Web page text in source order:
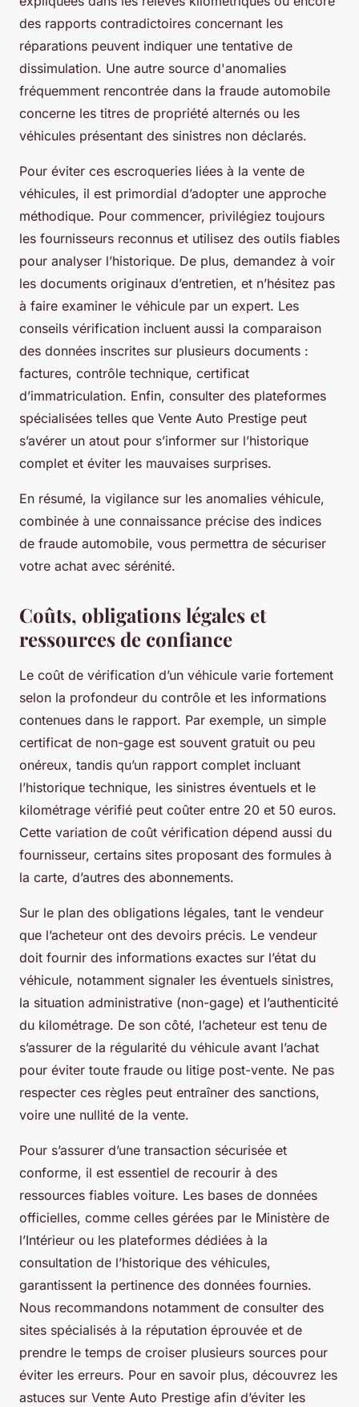
des rapports contradictoires concernant les
réparations peuvent indiquer une tentative de
dissimulation. Une autre source d'anomalies
fréquemment rencontrée dans la fraude automobile
concerne les titres de propriété alternés ou les
véhicules présentant des sinistres non déclarés.
Pour éviter ces escroqueries liées à la vente de
véhicules, il est primordial d’adopter une approche
méthodique. Pour commencer, privilégiez toujours
les fournisseurs reconnus et utilisez des outils fiables
pour analyser l’historique. De plus, demandez à voir
les documents originaux d’entretien, et n’hésitez pas
à faire examiner le véhicule par un expert. Les
conseils vérification incluent aussi la comparaison
des données inscrites sur plusieurs documents :
factures, contrôle technique, certificat
d’immatriculation. Enfin, consulter des plateformes
spécialisées telles que Vente Auto Prestige peut
s’avérer un atout pour s’informer sur l’historique
complet et éviter les mauvaises surprises.
En résumé, la vigilance sur les anomalies véhicule,
combinée à une connaissance précise des indices
de fraude automobile, vous permettra de sécuriser
votre achat avec sérénité.
Coûts, obligations légales et
ressources de confiance
Le coût de vérification d’un véhicule varie fortement
selon la profondeur du contrôle et les informations
contenues dans le rapport. Par exemple, un simple
certificat de non-gage est souvent gratuit ou peu
onéreux, tandis qu’un rapport complet incluant
l’historique technique, les sinistres éventuels et le
kilométrage vérifié peut coûter entre 20 et 50 euros.
Cette variation de coût vérification dépend aussi du
fournisseur, certains sites proposant des formules à
la carte, d’autres des abonnements.
Sur le plan des obligations légales, tant le vendeur
que l’acheteur ont des devoirs précis. Le vendeur
doit fournir des informations exactes sur l’état du
véhicule, notamment signaler les éventuels sinistres,
la situation administrative (non-gage) et l’authenticité
du kilométrage. De son côté, l’acheteur est tenu de
s’assurer de la régularité du véhicule avant l’achat
pour éviter toute fraude ou litige post-vente. Ne pas
respecter ces règles peut entraîner des sanctions,
voire une nullité de la vente.
Pour s’assurer d’une transaction sécurisée et
conforme, il est essentiel de recourir à des
ressources fiables voiture. Les bases de données
officielles, comme celles gérées par le Ministère de
l’Intérieur ou les plateformes dédiées à la
consultation de l’historique des véhicules,
garantissent la pertinence des données fournies.
Nous recommandons notamment de consulter des
sites spécialisés à la réputation éprouvée et de
prendre le temps de croiser plusieurs sources pour
éviter les erreurs. Pour en savoir plus, découvrez les
astuces sur Vente Auto Prestige afin d’éviter les